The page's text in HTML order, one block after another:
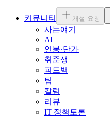
커뮤니티 개설 요청
사는얘기
AI
연봉·단가
취준생
피드백
팁
칼럼
리뷰
IT 정책토론